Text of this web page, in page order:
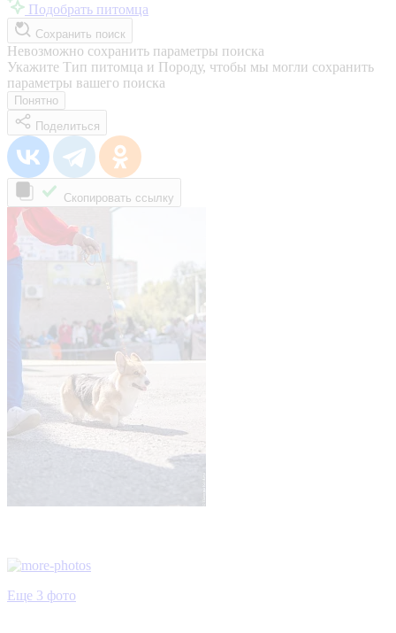
Подобрать питомца
Сохранить поиск
Невозможно сохранить параметры поиска
Укажите Тип питомца и Породу, чтобы мы могли сохранить
параметры вашего поиска
Понятно
Поделиться
Скопировать ссылку
Еще 3 фото